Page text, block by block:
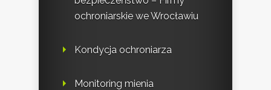
ochroniarskie we Wrocławiu
Kondycja ochroniarza
Monitoring mienia